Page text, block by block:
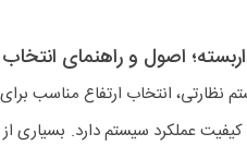
اصول و راهنمای انتخاب
نظارتی، انتخاب ارتفاع مناسب
کیفیت عملکرد سیستم دارد. بسیاری